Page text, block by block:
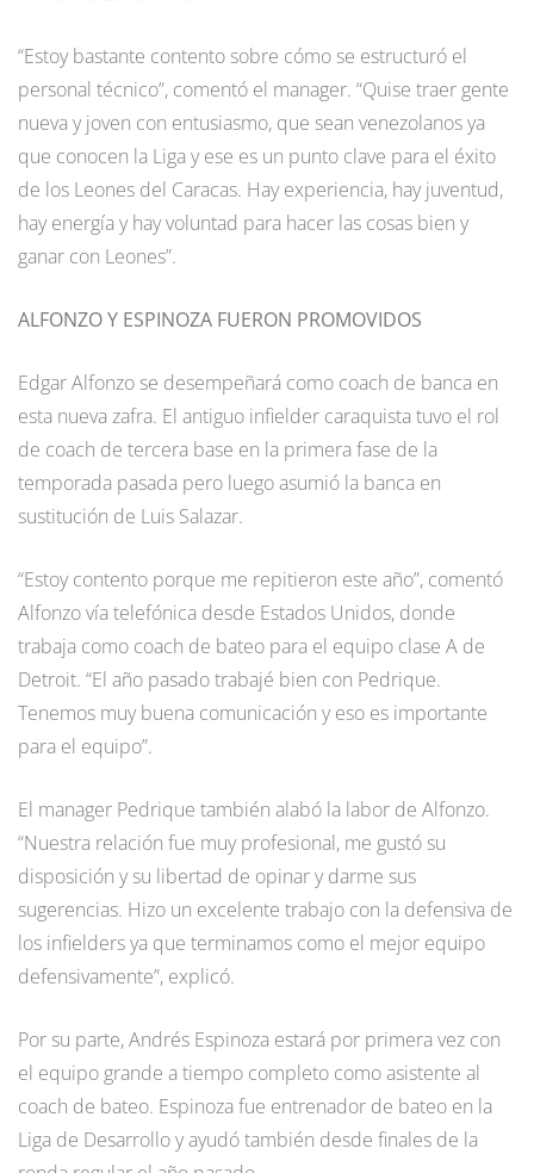
“Estoy bastante contento sobre cómo se estructuró el
personal técnico”, comentó el manager. “Quise traer gente
nueva y joven con entusiasmo, que sean venezolanos ya
que conocen la Liga y ese es un punto clave para el éxito
de los Leones del Caracas. Hay experiencia, hay juventud,
hay energía y hay voluntad para hacer las cosas bien y
ganar con Leones”.
ALFONZO Y ESPINOZA FUERON PROMOVIDOS
Edgar Alfonzo se desempeñará como coach de banca en
esta nueva zafra. El antiguo infielder caraquista tuvo el rol
de coach de tercera base en la primera fase de la
temporada pasada pero luego asumió la banca en
sustitución de Luis Salazar.
“Estoy contento porque me repitieron este año”, comentó
Alfonzo vía telefónica desde Estados Unidos, donde
trabaja como coach de bateo para el equipo clase A de
Detroit. “El año pasado trabajé bien con Pedrique.
Tenemos muy buena comunicación y eso es importante
para el equipo”.
El manager Pedrique también alabó la labor de Alfonzo.
“Nuestra relación fue muy profesional, me gustó su
disposición y su libertad de opinar y darme sus
sugerencias. Hizo un excelente trabajo con la defensiva de
los infielders ya que terminamos como el mejor equipo
defensivamente”, explicó.
Por su parte, Andrés Espinoza estará por primera vez con
el equipo grande a tiempo completo como asistente al
coach de bateo. Espinoza fue entrenador de bateo en la
Liga de Desarrollo y ayudó también desde finales de la